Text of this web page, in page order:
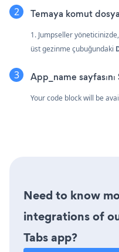
Temaya komut
1. Jumpseller yöneticinizde,
üst gezinme çubuğundaki
App_name sayfasını
Your code block will be
Need to know
integrations of
Tabs app?